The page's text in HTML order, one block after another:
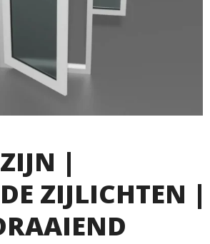
|
ZIJLICHTEN |